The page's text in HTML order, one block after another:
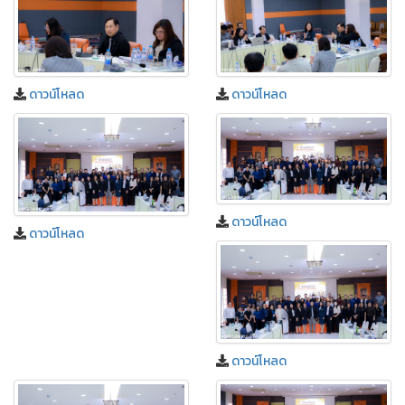
ดาวน์โหลด ดาวน์โหลด
ดาวน์โหลด
ดาวน์โหลด
ดาวน์โหลด